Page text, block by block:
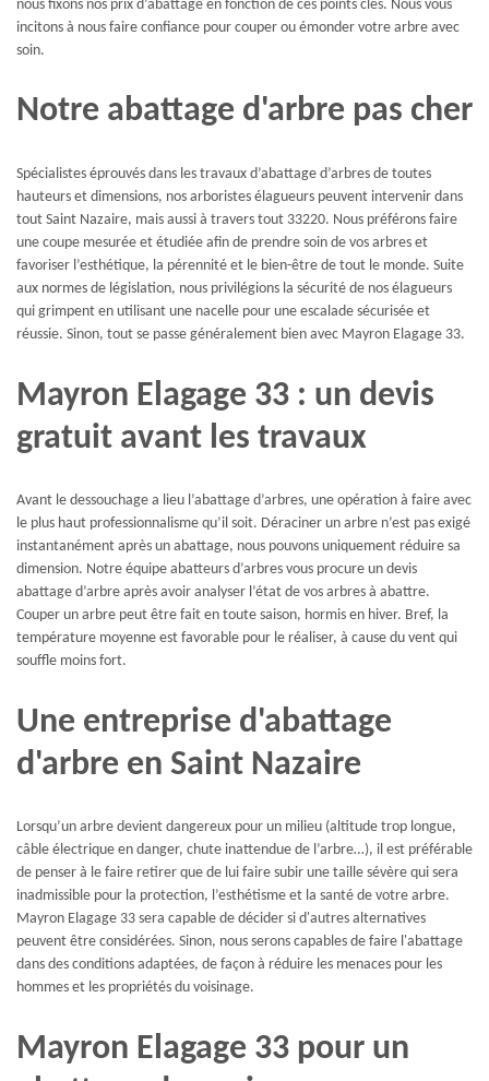
nous fixons nos prix d’abattage en fonction de ces points clés. Nous vous
incitons à nous faire confiance pour couper ou émonder votre arbre avec
soin.
Notre abattage d'arbre pas cher
Spécialistes éprouvés dans les travaux d’abattage d’arbres de toutes
hauteurs et dimensions, nos arboristes élagueurs peuvent intervenir dans
tout Saint Nazaire, mais aussi à travers tout 33220. Nous préférons faire
une coupe mesurée et étudiée afin de prendre soin de vos arbres et
favoriser l’esthétique, la pérennité et le bien-être de tout le monde. Suite
aux normes de législation, nous privilégions la sécurité de nos élagueurs
qui grimpent en utilisant une nacelle pour une escalade sécurisée et
réussie. Sinon, tout se passe généralement bien avec Mayron Elagage 33.
Mayron Elagage 33 : un devis
gratuit avant les travaux
Avant le dessouchage a lieu l’abattage d’arbres, une opération à faire avec
le plus haut professionnalisme qu’il soit. Déraciner un arbre n’est pas exigé
instantanément après un abattage, nous pouvons uniquement réduire sa
dimension. Notre équipe abatteurs d’arbres vous procure un devis
abattage d’arbre après avoir analyser l’état de vos arbres à abattre.
Couper un arbre peut être fait en toute saison, hormis en hiver. Bref, la
température moyenne est favorable pour le réaliser, à cause du vent qui
souffle moins fort.
Une entreprise d'abattage
d'arbre en Saint Nazaire
Lorsqu’un arbre devient dangereux pour un milieu (altitude trop longue,
câble électrique en danger, chute inattendue de l’arbre…), il est préférable
de penser à le faire retirer que de lui faire subir une taille sévère qui sera
inadmissible pour la protection, l’esthétisme et la santé de votre arbre.
Mayron Elagage 33 sera capable de décider si d'autres alternatives
peuvent être considérées. Sinon, nous serons capables de faire l'abattage
dans des conditions adaptées, de façon à réduire les menaces pour les
hommes et les propriétés du voisinage.
Mayron Elagage 33 pour un